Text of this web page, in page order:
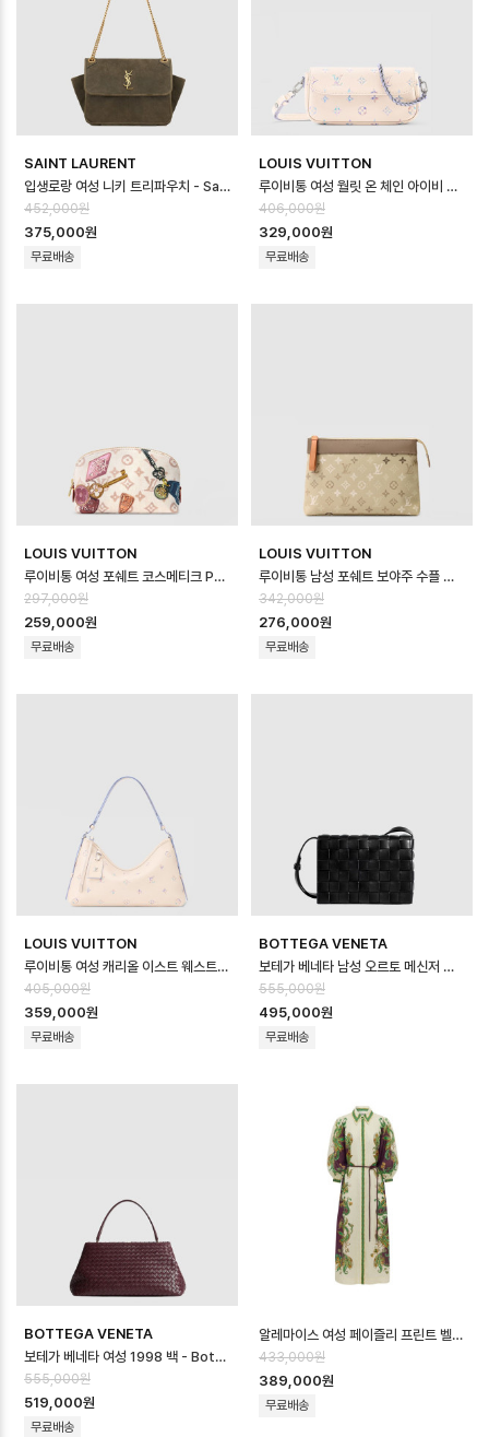
SAINT LAURENT
입생로랑 여성 니키 트리파우치 - Saint Laurent Womens Niki Tripo…
452,000원
375,000원
무료배송
LOUIS VUITTON
루이비통 여성 월릿 온 체인 아이비 백 M29770 - Louis vuitton Women…
406,000원
329,000원
무료배송
LOUIS VUITTON
루이비통 여성 포쉐트 코스메티크 PM M28956 - Louis vuitton Womens…
297,000원
259,000원
무료배송
LOUIS VUITTON
루이비통 남성 포쉐트 보야주 수플 M29427 - Louis vuitton Mens Poc…
342,000원
276,000원
무료배송
LOUIS VUITTON
루이비통 여성 캐리올 이스트 웨스트 M2A369 - Louis vuitton Womens …
405,000원
359,000원
무료배송
BOTTEGA VENETA
보테가 베네타 남성 오르토 메신저 백 - Bottega veneta Mens Ortho M…
555,000원
495,000원
무료배송
BOTTEGA VENETA
보테가 베네타 여성 1998 백 - Bottega veneta Womens 1998 Bag…
555,000원
519,000원
무료배송
알레마이스 여성 페이즐리 프린트 벨티드 미디 드레스 - Alémais Womens Pais…
433,000원
389,000원
무료배송